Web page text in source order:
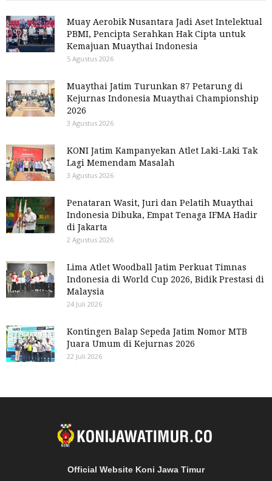
Muay Aerobik Nusantara Jadi Aset Intelektual
PBMI, Pencipta Serahkan Hak Cipta untuk
Kemajuan Muaythai Indonesia
5 Agustus 2026
Muaythai Jatim Turunkan 87 Petarung di
Kejurnas Indonesia Muaythai Championship
2026
3 Agustus 2026
KONI Jatim Kampanyekan Atlet Laki-Laki Tak
Lagi Memendam Masalah
3 Agustus 2026
Penataran Wasit, Juri dan Pelatih Muaythai
Indonesia Dibuka, Empat Tenaga IFMA Hadir
di Jakarta
2 Agustus 2026
Lima Atlet Woodball Jatim Perkuat Timnas
Indonesia di World Cup 2026, Bidik Prestasi di
Malaysia
24 Juli 2026
Kontingen Balap Sepeda Jatim Nomor MTB
Juara Umum di Kejurnas 2026
22 Juli 2026
Official Website Koni Jawa Timur